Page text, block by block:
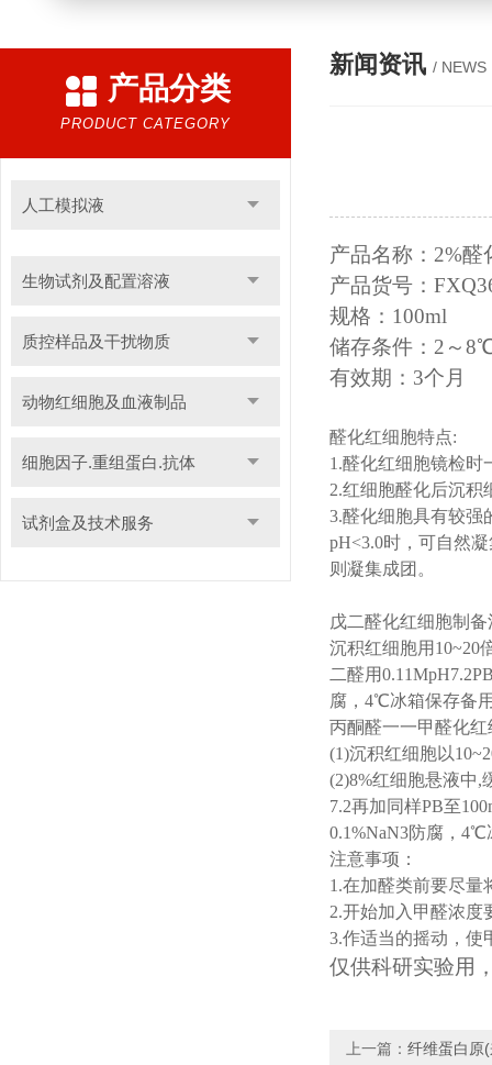
产品分类
PRODUCT CATEGORY
人工模拟液
生物试剂及配置溶液
质控样品及干扰物质
动物红细胞及血液制品
细胞因子.重组蛋白.抗体
试剂盒及技术服务
新闻资讯 / NEWS
产品名称： 2%醛
产品货号：
规格： 100ml
储存条件： 2～
有效期： 3个月
醛化红细胞特点:
1.醛化红细胞镜检时
2.红细胞醛化后沉积
3.醛化细胞具有较强
pH<3.0时，可自然
则凝集成团。
戊二醛化红细胞制备
沉积红细胞用 10~20
二醛用
腐， 4℃冰箱保存备
丙酮醛一一甲醛化红
(1)沉积红细胞以
(2)8%红细胞悬液中,
7.2再加同样PB至
0.1%NaN3防腐， 4℃
注意事项：
1.在加醛类前要尽量
2.开始加入甲醛浓度
3.作适当的摇动，使
仅供科研实验用
上一篇： 纤维蛋白原